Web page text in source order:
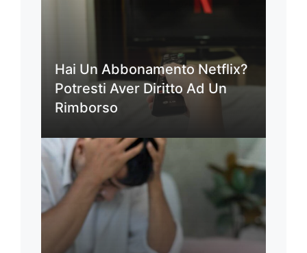
Hai Un Abbonamento Netflix?
Potresti Aver Diritto Ad Un
Rimborso